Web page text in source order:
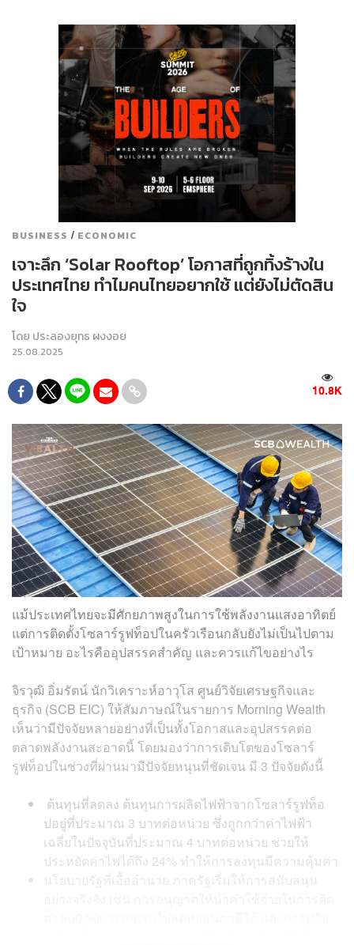
BUSINESS / ECONOMIC
เจาะลึก ‘Solar Rooftop’ โอกาสที่ถูกทิ้งร้างใน
ประเทศไทย ทำไมคนไทยอยากใช้ แต่ยังไม่ตัดสิน
ใจ
โดย ประลองยุทธ ผงงอย
25.08.2025
10.8K
แม้ประเทศไทยจะมีศักยภาพสูงในการใช้พลังงานแสงอาทิตย์
แต่การติดตั้งโซลาร์รูฟท็อปในครัวเรือนกลับยังไม่เป็นไปตาม
เป้าหมาย อะไรคืออุปสรรคสำคัญ และควรแก้ไขอย่างไร
จิรวุฒิ อิ่มรัตน์ นักวิเคราะห์อาวุโส ศูนย์วิจัยเศรษฐกิจและ
ธุรกิจ (SCB EIC) ให้สัมภาษณ์ในรายการ Morning Wealth
เห็นว่ามีปัจจัยหลายอย่างที่เป็นทั้งโอกาสและอุปสรรคต่อ
ตลาดพลังงานสะอาดนี้ โดยมองว่าการเติบโตของโซลาร์
รูฟท็อปในช่วงที่ผ่านมามีปัจจัยหนุนที่ชัดเจน มี 3 ปัจจัยดังนี้
ต้นทุนที่ลดลง ต้นทุนการผลิตไฟฟ้าจากโซลาร์รูฟท็อ
ปอยู่ที่ประมาณ 3 บาทต่อหน่วย ซึ่งถูกกว่าค่าไฟฟ้า
เฉลี่ยในปัจจุบันที่ประมาณ 4 บาทต่อหน่วย ช่วยให้
ประหยัดค่าไฟได้ถึง 24% ทำให้การลงทุนมีความคุ้มค่า
นโยบายรัฐที่เอื้ออำนวย ภาครัฐเริ่มให้การสนับสนุน